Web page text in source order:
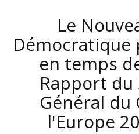
Le
Démocratique
en temps
Rapport du
Général du
l'Europe